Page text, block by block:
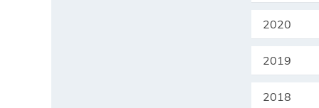
2020
2019
2018